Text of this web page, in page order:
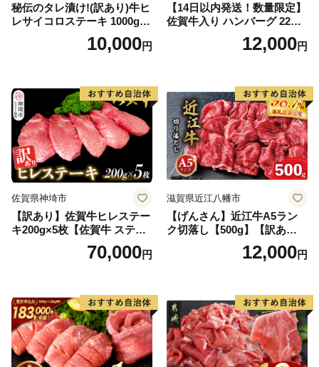
秘伝のタレ漬け!(訳あり)牛ヒ
レサイコロステーキ 1000g
10,000円
【14日以内発送！数量限定】
佐賀牛入り ハンバーグ 22個
2.6kg(120g×22個)【佐賀牛
黒毛和牛 ブランド牛 九州 ハ
気】(H083106)
12,000円
佐賀県神埼市
【訳あり】佐賀牛ヒレステー
キ200g×5枚【佐賀牛 ステー
キ ブランド肉 ヒレ肉 フィレ
肉 ジューシー ヘルシー】(H0
70,000円
滋賀県近江八幡市
【げんさん】近江牛A5ラン
ク切落し【500g】【訳あり】
12,000円